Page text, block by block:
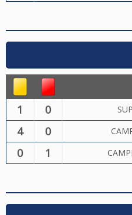
1 0
4 0
0 1